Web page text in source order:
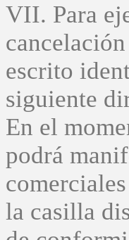
VII. Para
escrito
siguiente
En el
podrá
la casilla